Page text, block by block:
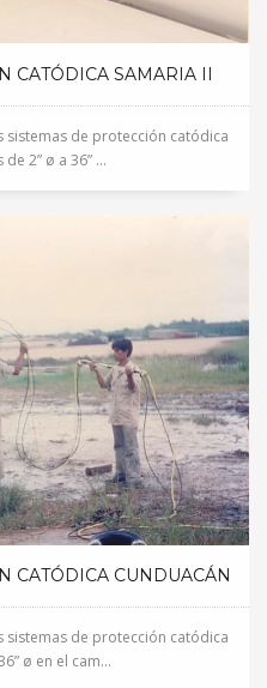
CATÓDICA SAMARIA II
sistemas de protección catódica
2” ø a 36” ...
CATÓDICA CUNDUACÁN
sistemas de protección catódica
ø en el cam...